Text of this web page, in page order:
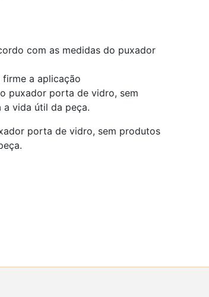
com as medidas do puxador
a aplicação
puxador porta de vidro, sem
vida útil da peça.
porta de vidro, sem produtos